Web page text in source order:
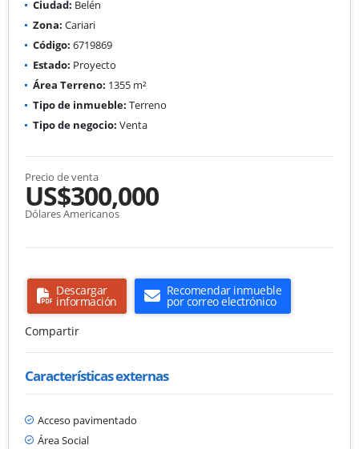
Ciudad: Belén
Zona: Cariari
Código: 6719869
Estado: Proyecto
Área Terreno: 1355 m²
Tipo de inmueble: Terreno
Tipo de negocio: Venta
Precio de venta
US$300,000
Dólares Americanos
Descargar
información
Recomendar inmueble
por correo electrónico
Compartir
Características externas
Acceso pavimentado
Área Social